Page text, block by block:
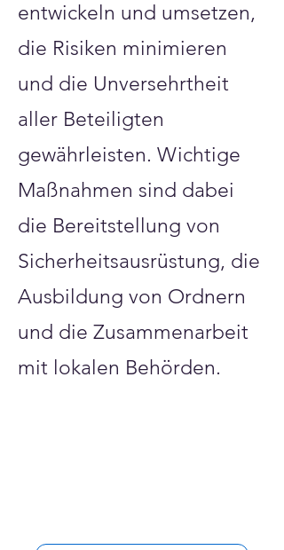
entwickeln und umsetzen,
die Risiken minimieren
und die Unversehrtheit
aller Beteiligten
gewährleisten. Wichtige
Maßnahmen sind dabei
die Bereitstellung von
Sicherheitsausrüstung, die
Ausbildung von Ordnern
und die Zusammenarbeit
mit lokalen Behörden.